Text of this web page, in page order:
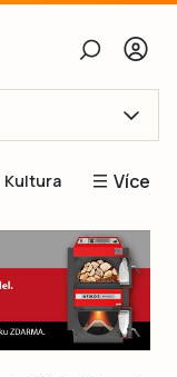
heslo
Kultura Více
Blogy
Inspirace
Čtenáři píší
Speciální přílohy